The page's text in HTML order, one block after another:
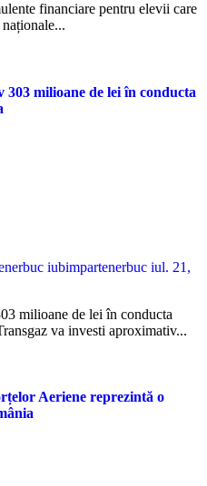
303 milioane de lei în conducta
iubimpartenerbuc iul. 21,
va investi aproximativ...
Aeriene reprezintă o